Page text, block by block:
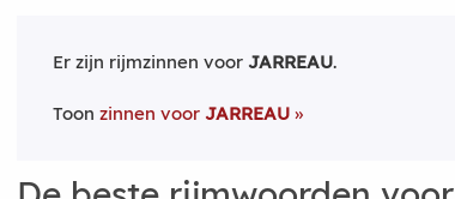
Er zijn rijmzinnen voor JARREAU.
Toon zinnen voor JARREAU